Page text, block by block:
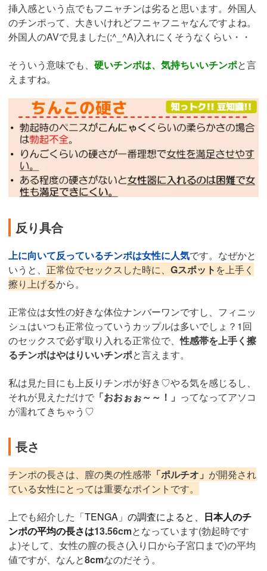
挿入感という点でもフニャチンは劣ると思います。外国人
のチンポって、大きいけれどフニャフニャなんですよね。
外国人のAVで見ました(;^_^A)入れにくそうなくらい・・
そういう意味でも、 硬いチンポは、気持ちいいチンポと言
えますね。
反り具合
上に向いて反っているチンポは女性に人気です。なぜかと
いうと、 正常位でセックスした時に、 Gスポット を上手く
擦り上げるから。
正常位は女性の好きな体位ナンバーワンですし、フィニッ
シュはいつも正常位っていうカップルは多いでしょ？1回
のセックスで必ず取り入れる正常位で、性感帯を上手く擦
るチンポはやはりいいチンポと言えます。
私は見た目にも上反りチンポが好き♡やる気を感じるし、
それが見えただけで 「おおぉぉ～～！」 ってなってアソコ
が濡れてきちゃう♡
長さ
チンポの長さは、膣の奥の性感帯 「ポルチオ」 が開発され
ている女性にとっては重要なポイントです。
上でも紹介した「TENGA」の調査によると、 日本人のチ
ンポの平均の長さは13.56cmとなっています(勃起時です
よ)そして、女性の膣の長さ(入り口から子宮口まで)の平均
値ですが、なんと8cmなのだそう。